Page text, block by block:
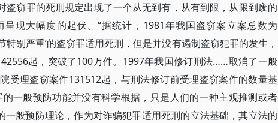
盗窃罪的死刑规定出现了一个从无到有，从有到限，从限到废的
现大幅度的起伏。“据统计，1981年我国盗窃案立案总数为
特别严重’的盗窃罪适用死刑，但是并没有遏制盗窃犯罪的发生，
起，突破了100万件。1997年我国修订刑法……取消了一般
受理盗窃案件131512起，与刑法修订前受理盗窃案件的数量基
一般预防功能并没有科学根据，只是人们的一种主观推测或者
一般预防理论，作为对诈骗犯罪适用死刑的立法基础，其立法的